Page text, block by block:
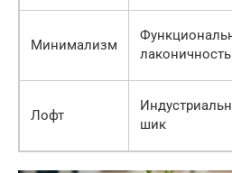
Минимализм
лаконичность
Лофт
шик